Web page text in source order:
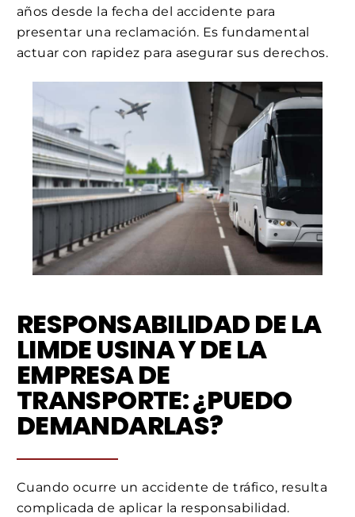
años desde la fecha del accidente para
presentar una reclamación. Es fundamental
actuar con rapidez para asegurar sus derechos.
RESPONSABILIDAD DE LA
LIMDE USINA Y DE LA
EMPRESA DE
TRANSPORTE: ¿PUEDO
DEMANDARLAS?
Cuando ocurre un accidente de tráfico, resulta
complicada de aplicar la responsabilidad.